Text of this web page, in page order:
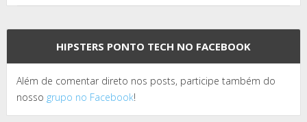
HIPSTERS PONTO TECH NO FACEBOOK
Além de comentar direto nos posts, participe também do
nosso grupo no Facebook!